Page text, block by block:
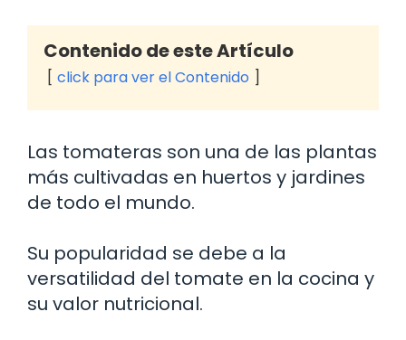
Contenido de este Artículo
click para ver el Contenido
Las tomateras son una de las plantas
más cultivadas en huertos y jardines
de todo el mundo.
Su popularidad se debe a la
versatilidad del tomate en la cocina y
su valor nutricional.